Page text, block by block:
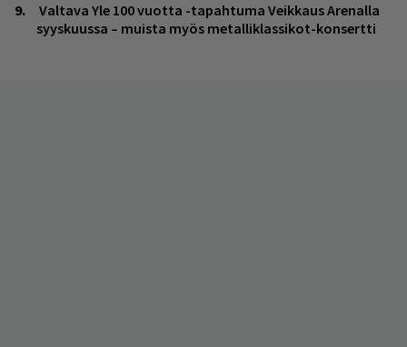
Valtava Yle 100 vuotta -tapahtuma Veikkaus Arenalla
syyskuussa – muista myös metalliklassikot-konsertti